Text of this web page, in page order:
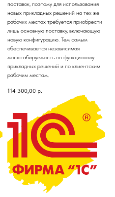
поставок, поэтому для использования
новых прикладных решений на тех же
рабочих местах требуется приобрести
лишь основную поставку, включающую
новую конфигурацию. Тем самым
обеспечивается независимая
масштабируемость по функционалу
прикладных решений и по клиентским
рабочим местам.
114 300,00 р.